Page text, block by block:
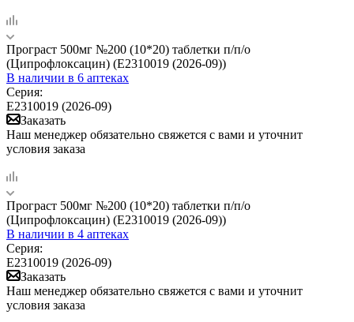
Програст 500мг №200 (10*20) таблетки п/п/о
(Ципрофлоксацин) (Е2310019 (2026-09))
В наличии в 6 аптеках
Серия:
Е2310019 (2026-09)
Заказать
Наш менеджер обязательно свяжется с вами и уточнит
условия заказа
Програст 500мг №200 (10*20) таблетки п/п/о
(Ципрофлоксацин) (Е2310019 (2026-09))
В наличии в 4 аптеках
Серия:
Е2310019 (2026-09)
Заказать
Наш менеджер обязательно свяжется с вами и уточнит
условия заказа